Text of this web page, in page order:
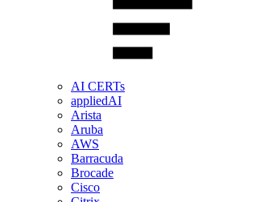
AI CERTs
appliedAI
Arista
Aruba
AWS
Barracuda
Brocade
Cisco